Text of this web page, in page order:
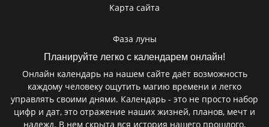
Карта сайта
Фаза луны
Планируйте легко с календарем онлайн!
Онлайн календарь на нашем сайте даёт возможность
каждому человеку ощутить магию времени и легко
управлять своими днями. Календарь - это не просто набор
цифр и дат, это отражение наших жизней, планов, мечт и
надежд. В нем скрыта вся история нашего прошлого,